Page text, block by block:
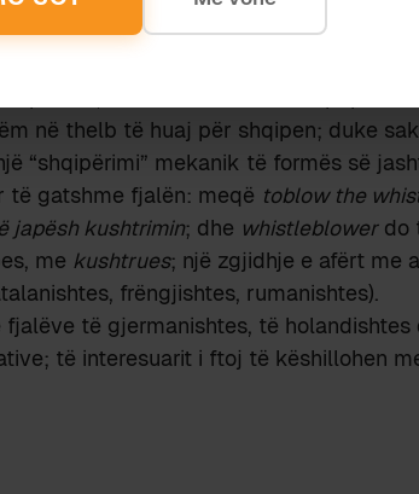
pranoj përgjithësisht konceptin e
në thelb të huaj për shqipen; duke
“shqipërimi” mekanik të formës së
të gatshme fjalën: meqë toblow the
japësh kushtrimin; dhe whistleblowerdo
me kushtrues; një zgjidhje e afërt me
frëngjishtes, rumanishtes).
të gjermanishtes, të holandishtes
të interesuarit i ftoj të këshillohen